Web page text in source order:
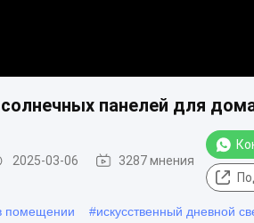
панелей для
2025-03-06 3287 мнения
помещении #искусственный дневной